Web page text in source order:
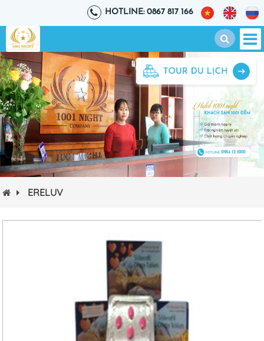
HOTLINE: 0867 817 166
ERELUV